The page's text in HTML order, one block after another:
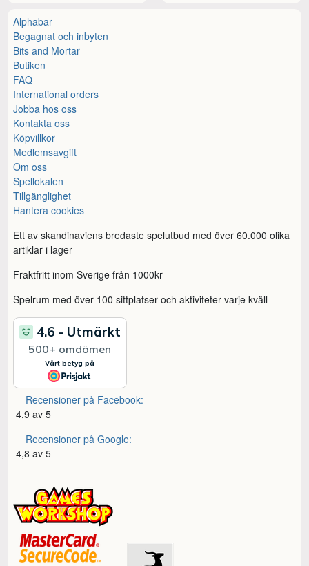
Alphabar
Begagnat och inbyten
Bits and Mortar
Butiken
FAQ
International orders
Jobba hos oss
Kontakta oss
Köpvillkor
Medlemsavgift
Om oss
Spellokalen
Tillgänglighet
Hantera cookies
Ett av skandinaviens bredaste spelutbud med över 60.000 olika
artiklar i lager
Fraktfritt inom Sverige från 1000kr
Spelrum med över 100 sittplatser och aktiviteter varje kväll
Recensioner på Facebook:
4,9 av 5
Recensioner på Google:
4,8 av 5